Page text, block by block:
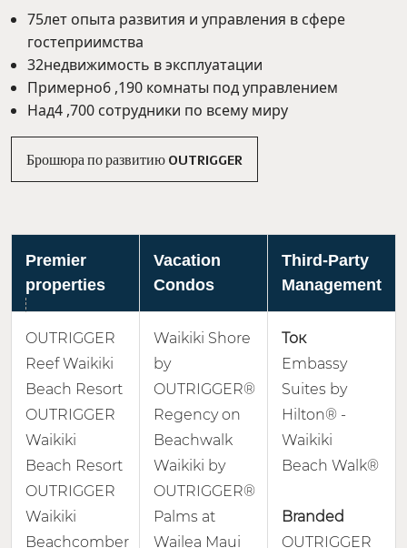
75лет опыта развития и управления в сфере
гостеприимства
32недвижимость в эксплуатации
Примерно6 ,190 комнаты под управлением
Над4 ,700 сотрудники по всему миру
Брошюра по развитию OUTRIGGER
Premier
properties
Vacation
Condos
Third-Party
Management
OUTRIGGER
Reef Waikiki
Beach Resort
OUTRIGGER
Waikiki
Beach Resort
OUTRIGGER
Waikiki
Beachcomber
Waikiki Shore
by
OUTRIGGER®
Regency on
Beachwalk
Waikiki by
OUTRIGGER®
Palms at
Wailea Maui
Ток
Embassy
Suites by
Hilton® -
Waikiki
Beach Walk®
Branded
OUTRIGGER